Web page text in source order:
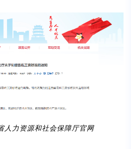
人力资源和社会保障厅官网